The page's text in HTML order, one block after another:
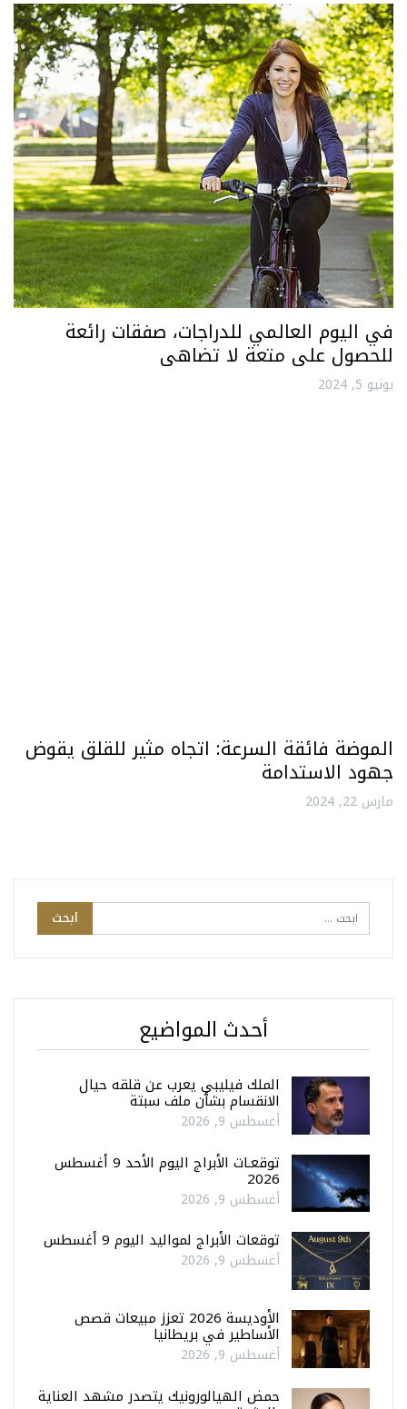
في اليوم العالمي للدراجات، صفقات رائعة
للحصول على متعة لا تضاهى
يونيو 5, 2024
الموضة فائقة السرعة: اتجاه مثير للقلق يقوض
جهود الاستدامة
مارس 22, 2024
أحدث المواضيع
الملك فيليبي يعرب عن قلقه حيال
الانقسام بشأن ملف سبتة
أغسطس 9, 2026
توقعـات الأبراج اليوم الأحد 9 أغسطس
2026
أغسطس 9, 2026
توقعات الأبراج لمواليد اليوم 9 أغسطس
أغسطس 9, 2026
الأوديسة 2026 تعزز مبيعات قصص
الأساطير في بريطانيا
أغسطس 9, 2026
حمض الهيالورونيك يتصدر مشهد العناية